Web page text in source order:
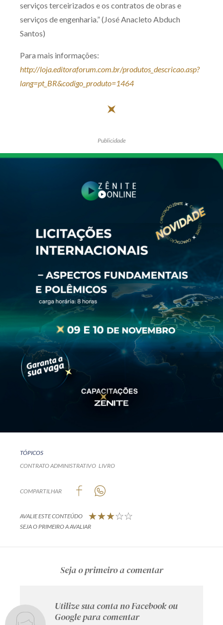
serviços terceirizados e os contratos de obras e
serviços de engenharia.” (José Anacleto Abduch
Santos)
Para mais informações:
http://loja.editoraforum.com.br/produtos_descricao.asp?
lang=pt_BR&codigo_produto=1464
Publicidade
TÓPICOS
CONTRATO ADMINISTRATIVO LIVRO
COMPARTILHAR
AVALIE ESTE CONTEÚDO
SEJA O PRIMEIRO A AVALIAR
Seja o primeiro a comentar
Utilize sua conta no Facebook ou
Google para comentar